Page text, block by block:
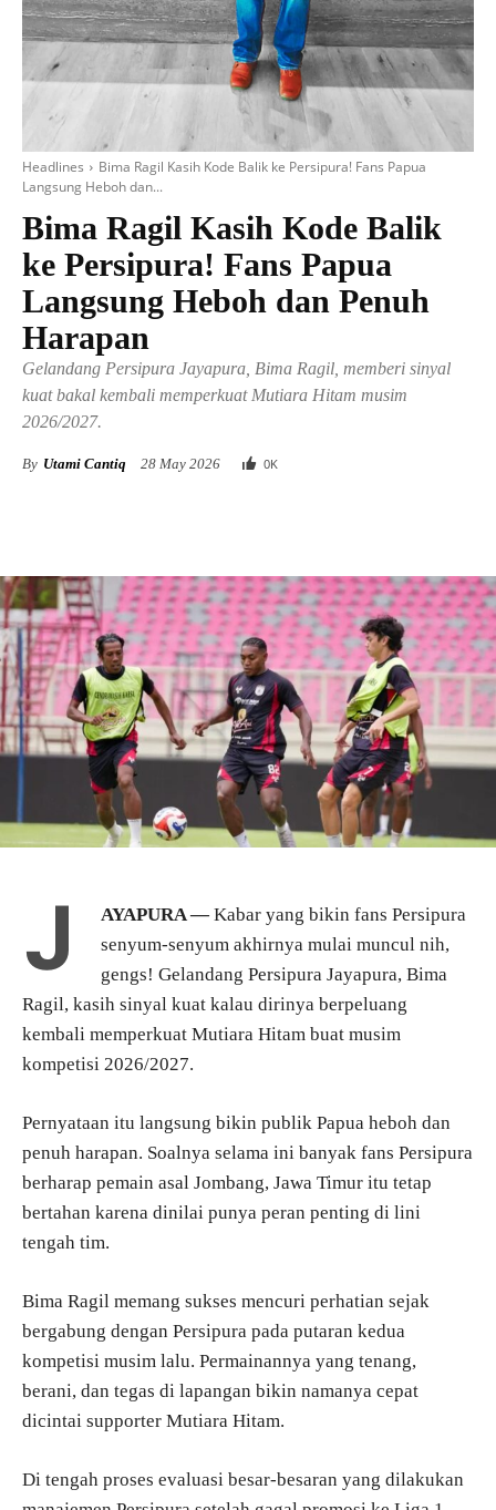
Headlines
Bima Ragil Kasih Kode Balik ke Persipura! Fans Papua
Langsung Heboh dan...
Bima Ragil Kasih Kode Balik
ke Persipura! Fans Papua
Langsung Heboh dan Penuh
Harapan
Gelandang Persipura Jayapura, Bima Ragil, memberi sinyal
kuat bakal kembali memperkuat Mutiara Hitam musim
2026/2027.
By Utami Cantiq 28 May 2026 0K
J AYAPURA —Kabar yang bikin fans Persipura
senyum-senyum akhirnya mulai muncul nih,
gengs! Gelandang Persipura Jayapura, Bima
Ragil, kasih sinyal kuat kalau dirinya berpeluang
kembali memperkuat Mutiara Hitam buat musim
kompetisi 2026/2027.
Pernyataan itu langsung bikin publik Papua heboh dan
penuh harapan. Soalnya selama ini banyak fans Persipura
berharap pemain asal Jombang, Jawa Timur itu tetap
bertahan karena dinilai punya peran penting di lini
tengah tim.
Bima Ragil memang sukses mencuri perhatian sejak
bergabung dengan Persipura pada putaran kedua
kompetisi musim lalu. Permainannya yang tenang,
berani, dan tegas di lapangan bikin namanya cepat
dicintai supporter Mutiara Hitam.
Di tengah proses evaluasi besar-besaran yang dilakukan